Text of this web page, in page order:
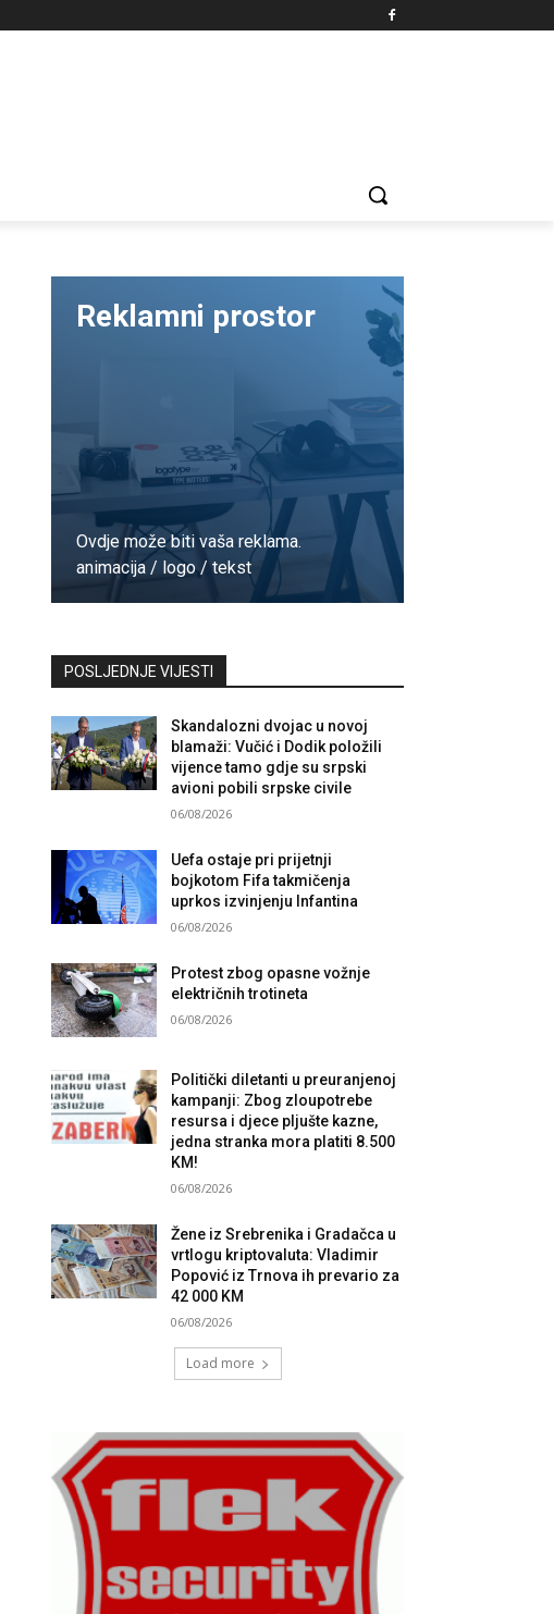
Reklamni prostor
Ovdje može biti vaša reklama.
animacija / logo / tekst
POSLJEDNJE VIJESTI
Skandalozni dvojac u novoj
blamaži: Vučić i Dodik položili
vijence tamo gdje su srpski
avioni pobili srpske civile
06/08/2026
Uefa ostaje pri prijetnji
bojkotom Fifa takmičenja
uprkos izvinjenju Infantina
06/08/2026
Protest zbog opasne vožnje
električnih trotineta
06/08/2026
Politički diletanti u preuranjenoj
kampanji: Zbog zloupotrebe
resursa i djece pljušte kazne,
jedna stranka mora platiti 8.500
KM!
06/08/2026
Žene iz Srebrenika i Gradačca u
vrtlogu kriptovaluta: Vladimir
Popović iz Trnova ih prevario za
42 000 KM
06/08/2026
Load more